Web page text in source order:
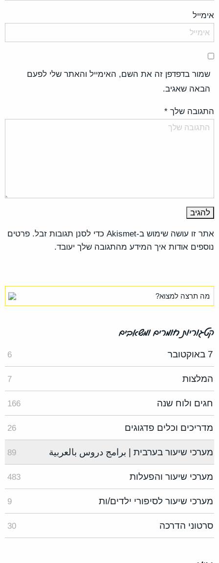
אימייל
שמור בדפדפן זה את השם, האימייל והאתר שלי לפעם
הבאה שאגיב.
התגובה שלך *
אתר זו עושה שימוש ב-Akismet כדי לסנן תגובות זבל.
פרטים
נוספים אודות איך המידע מהתגובה שלך יעובד.
קטגוריות חומרים ומשאבים
7 באוקטובר 6
המלצות 7
חגים ולוח שנה 166
מדריכים וכלים פדגוגים 26
מערכי שיעור בערבית | برامج دروس بالعربية 89
מערכי שיעור והפעלות 483
מערכי שיעור לסיפורי ילדים/ות 9
סרטוני הדרכה 30